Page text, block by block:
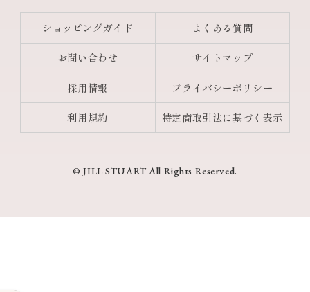
ショッピングガイド よくある質問
お問い合わせ サイトマップ
採用情報 プライバシーポリシー
利用規約 特定商取引法に基づく表示
© JILL STUART All Rights Reserved.